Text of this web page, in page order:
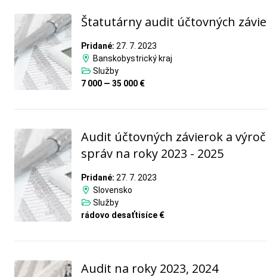
Štatutárny audit účtovných
Pridané: 27. 7. 2023
Banskobystrický kraj
Služby
7 000 — 35 000 €
Audit účtovných závierok a
správ na roky 2023 - 2025
Pridané: 27. 7. 2023
Slovensko
Služby
rádovo desaťtisíce €
Audit na roky 2023, 2024